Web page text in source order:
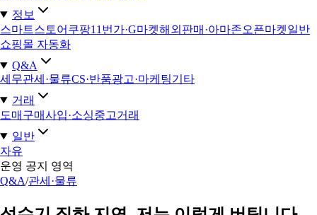
정보
스마트스토어 쿠팡11번가·G마켓해외판매·아마존오픈마켓일반
쇼핑몰 자동화
Q&A
세무관세·물류CS·반품광고·마케팅기타
거래
도매구매사입·소싱중고거래
일반
자유
운영 공지 영역
Q&A/관세·물류